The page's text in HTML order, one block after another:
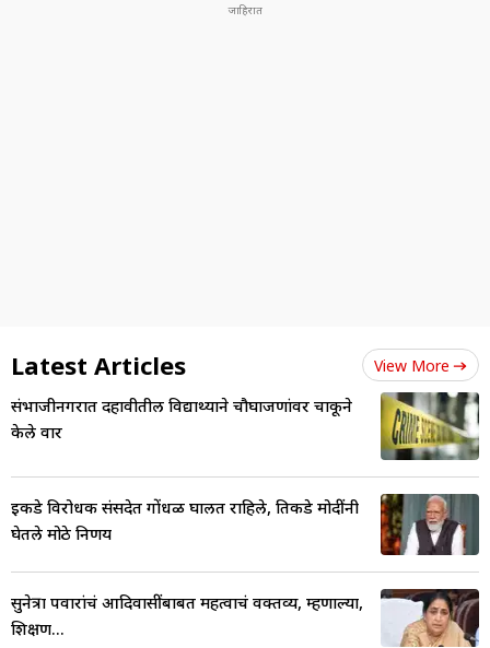
Latest Articles View More
संभाजीनगरात दहावीतील विद्यार्थ्याने चौघाजणांवर चाकूने
केले वार
इकडे विरोधक संसदेत गोंधळ घालत राहिले, तिकडे मोदींनी
घेतले मोठे निर्णय
सुनेत्रा पवारांचं आदिवासींबाबत महत्वाचं वक्तव्य, म्हणाल्या,
शिक्षण...